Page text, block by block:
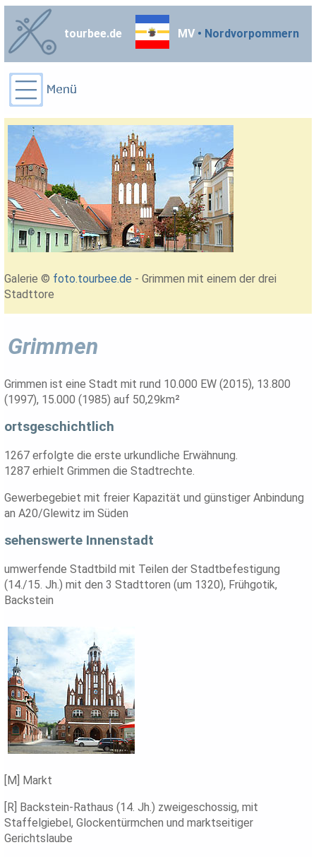
tourbee.de MV • Nordvorpommern
Galerie © foto.tourbee.de - Grimmen mit einem der drei
Stadttore
Grimmen
Grimmen ist eine Stadt mit rund 10.000 EW (2015), 13.800
(1997), 15.000 (1985) auf 50,29km²
ortsgeschichtlich
1267 erfolgte die erste urkundliche Erwähnung.
1287 erhielt Grimmen die Stadtrechte.
Gewerbegebiet mit freier Kapazität und günstiger Anbindung
an A20/Glewitz im Süden
sehenswerte Innenstadt
umwerfende Stadtbild mit Teilen der Stadtbefestigung
(14./15. Jh.) mit den 3 Stadttoren (um 1320), Frühgotik,
Backstein
[M] Markt
[R] Backstein-Rathaus (14. Jh.) zweigeschossig, mit
Staffelgiebel, Glockentürmchen und marktseitiger
Gerichtslaube